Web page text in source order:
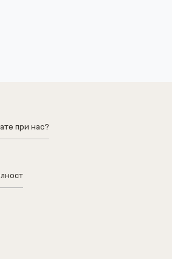
при нас?